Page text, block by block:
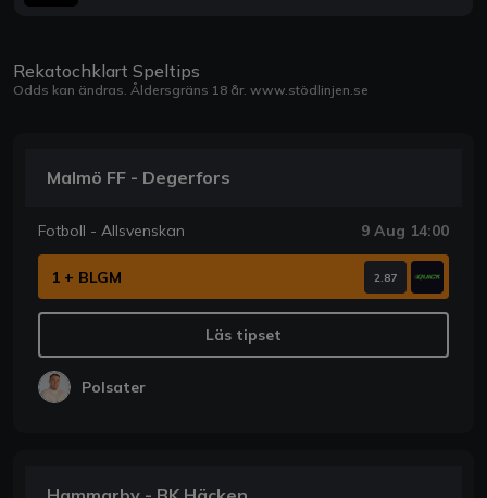
Rekatochklart Speltips
Odds kan ändras. Åldersgräns 18 år. www.stödlinjen.se
Malmö FF - Degerfors
Fotboll - Allsvenskan 9 Aug 14:00
1 + BLGM 2.87
Läs tipset
Polsater